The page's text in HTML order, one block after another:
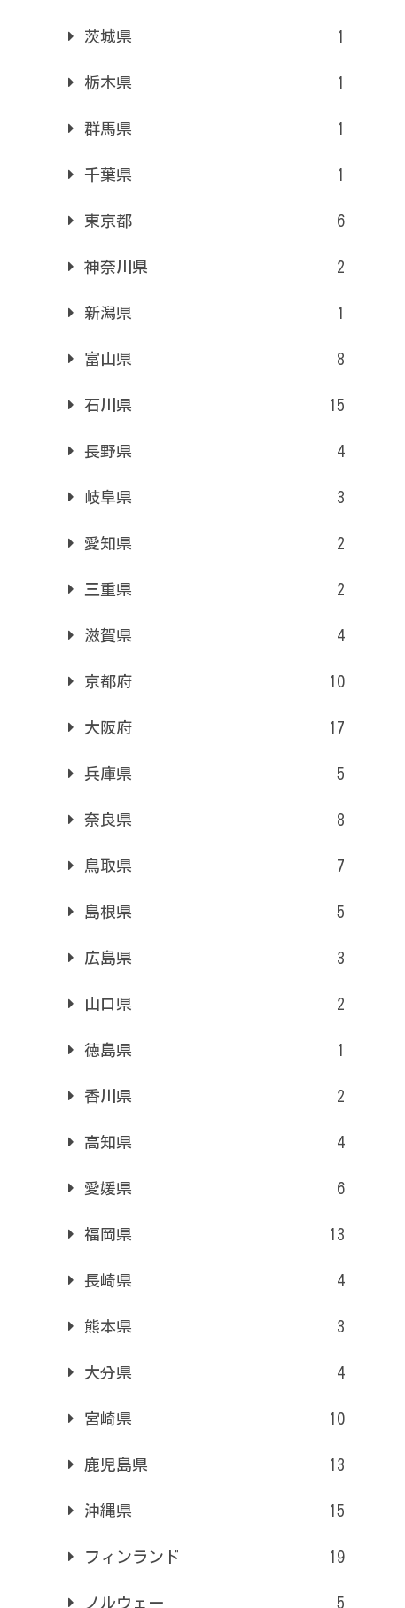
茨城県 1
栃木県 1
群馬県 1
千葉県 1
東京都 6
神奈川県 2
新潟県 1
富山県 8
石川県 15
長野県 4
岐阜県 3
愛知県 2
三重県 2
滋賀県 4
京都府 10
大阪府 17
兵庫県 5
奈良県 8
鳥取県 7
島根県 5
広島県 3
山口県 2
徳島県 1
香川県 2
高知県 4
愛媛県 6
福岡県 13
長崎県 4
熊本県 3
大分県 4
宮崎県 10
鹿児島県 13
沖縄県 15
フィンランド 19
ノルウェー 5